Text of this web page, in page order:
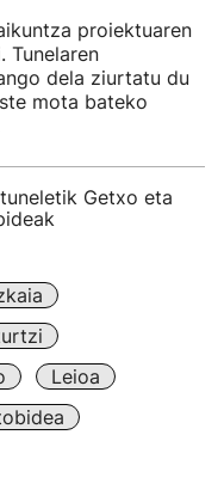
proiektuaren
Tunelaren
dela ziurtatu du
mota bateko
Getxo eta
Leioa